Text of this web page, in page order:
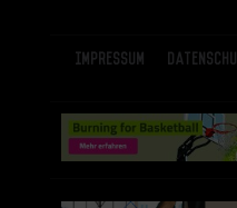
Impressum